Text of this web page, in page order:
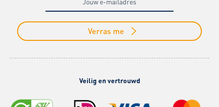
Verras me
Veilig en vertrouwd